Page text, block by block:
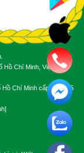
Hồ Chí Minh, Việt Nam.
Chí Minh cấp ngày 25
]